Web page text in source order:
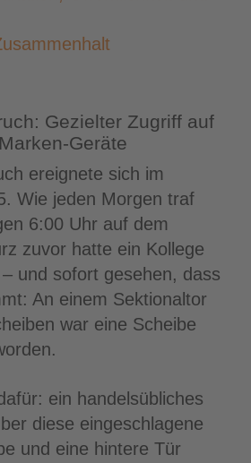
Gezielter Zugriff auf
Geräte
ereignete sich im
Wie jeden Morgen traf
6:00 Uhr auf dem
zuvor hatte ein Kollege
und sofort gesehen, dass
An einem Sektionaltor
war eine Scheibe
ein handelsübliches
diese eingeschlagene
und eine hintere Tür